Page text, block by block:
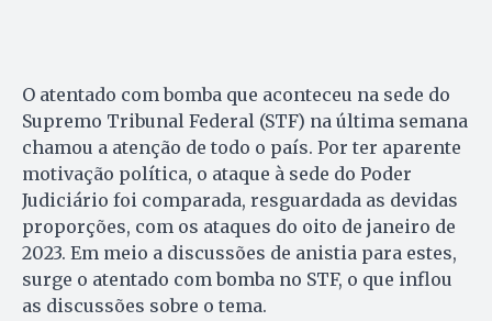
O atentado com bomba que aconteceu na sede do
Supremo Tribunal Federal (STF) na última semana
chamou a atenção de todo o país. Por ter aparente
motivação política, o ataque à sede do Poder
Judiciário foi comparada, resguardada as devidas
proporções, com os ataques do oito de janeiro de
2023. Em meio a discussões de anistia para estes,
surge o atentado com bomba no STF, o que inflou
as discussões sobre o tema.